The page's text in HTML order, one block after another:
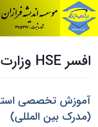
افسر HSE وزارت کار
آموزش تخصصی
(مدرک بین المللی)